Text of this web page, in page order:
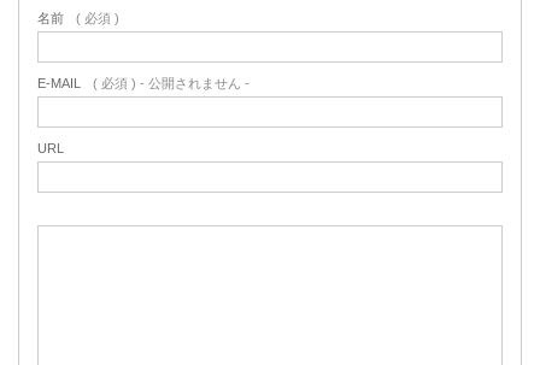
名前 ( 必須 )
E-MAIL ( 必須 ) - 公開されません -
URL